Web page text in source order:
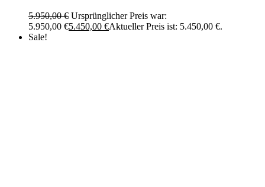
5.950,00€ Ursprünglicher Preis war:
5.950,00 €5.450,00 €Aktueller Preis ist: 5.450,00 €.
Sale!